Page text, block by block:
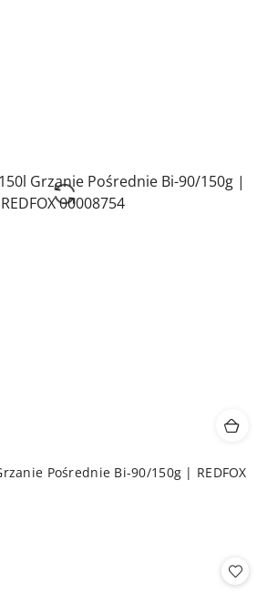
Pośrednie Bi-90/150g | REDFOX